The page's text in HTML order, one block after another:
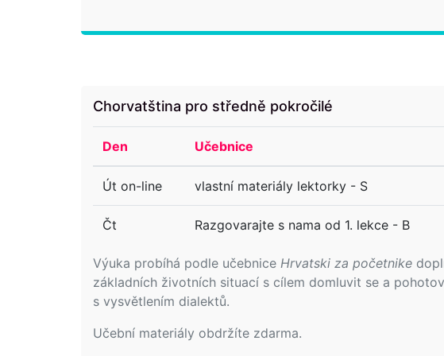
Chorvatština pro středně pokročilé
Výuka probíhá podle učebnice Hrvatski za početnike
základních životních situací s cílem domluvit se a
s vysvětlením dialektů.
Učební materiály obdržíte zdarma.
Den Učebnice
Út on-line vlastní materiály lektorky - S
Čt Razgovarajte s nama od 1. lekce - B